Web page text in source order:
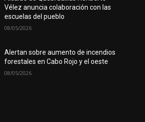
Vélez anuncia colaboración con las
escuelas del pueblo
08/05/2026
Alertan sobre aumento de incendios
forestales en Cabo Rojo y el oeste
08/05/2026